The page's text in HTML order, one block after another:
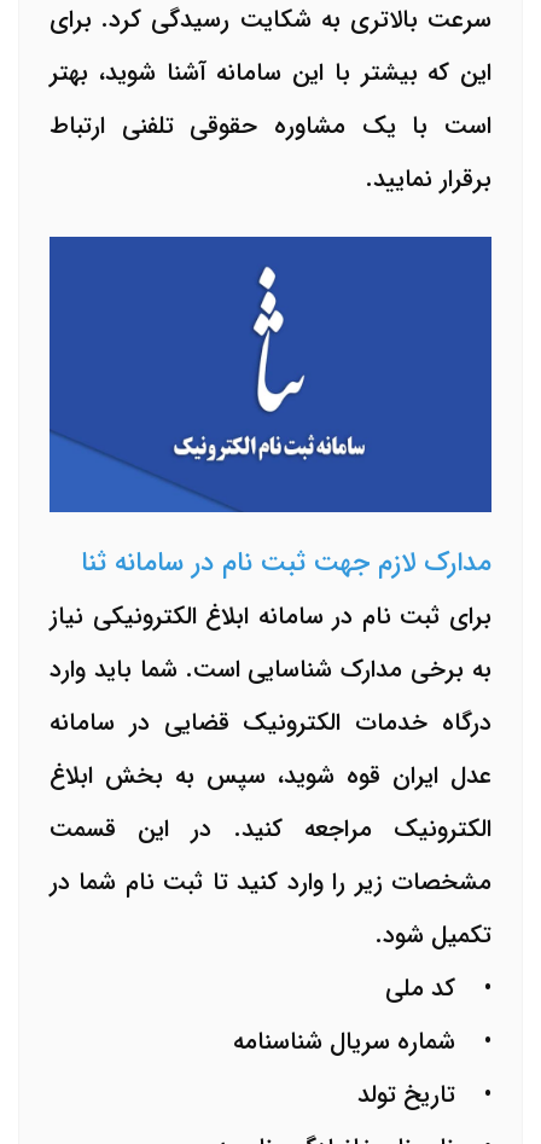
سرعت بالاتری به شکایت رسیدگی کرد. برای
این که بیشتر با این سامانه آشنا شوید، بهتر
است با یک مشاوره حقوقی تلفنی ارتباط
برقرار نمایید.
مدارک لازم جهت ثبت نام در سامانه ثنا
برای ثبت نام در سامانه ابلاغ الکترونیکی نیاز
به برخی مدارک شناسایی است. شما باید وارد
درگاه خدمات الکترونیک قضایی در سامانه
عدل ایران قوه شوید، سپس به بخش ابلاغ
الکترونیک مراجعه کنید. در این قسمت
مشخصات زیر را وارد کنید تا ثبت نام شما در
تکمیل شود.
• کد ملی
• شماره سریال شناسنامه
• تاریخ تولد